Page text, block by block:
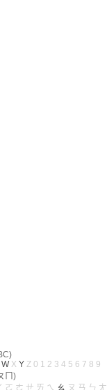
W X Y Z 0 1 2 3 4 5 6 7 8 9
ㄇ)
ㄛ ㄜ ㄝ ㄞ ㄟ ㄠ ㄡ ㄢ ㄣ ㄤ